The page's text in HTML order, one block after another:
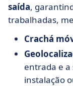
saída,
trabalhadas,
Crachá
entrada e a
instalação